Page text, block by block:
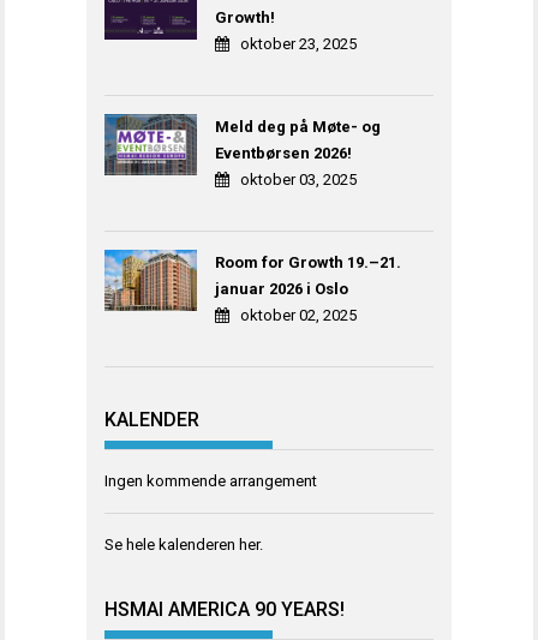
Growth!
oktober 23, 2025
Meld deg på Møte- og
Eventbørsen 2026!
oktober 03, 2025
Room for Growth 19.–21.
januar 2026 i Oslo
oktober 02, 2025
KALENDER
Ingen kommende arrangement
Se hele kalenderen her.
HSMAI AMERICA 90 YEARS!